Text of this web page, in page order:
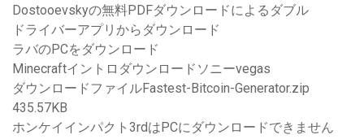
Dostooevskyの無料PDFダウンロードによるダブル
ドライバーアプリからダウンロード
ラバのPCをダウンロード
Minecraftイントロダウンロードソニーvegas
ダウンロードファイルFastest-Bitcoin-Generator.zip
435.57KB
ホンケイインパクト3rdはPCにダウンロードできません